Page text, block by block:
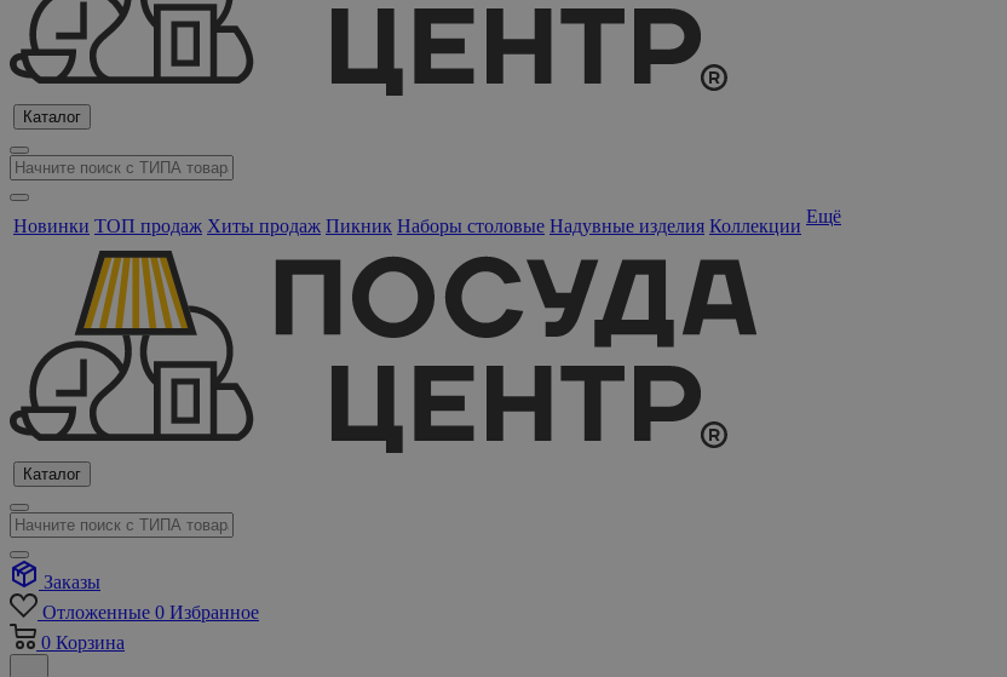
Каталог
Новинки ТОП продаж Хиты продаж Пикник Наборы столовые Надувные изделия Коллекции Ещё
Каталог
Заказы
Отложенные 0 Избранное
0 Корзина